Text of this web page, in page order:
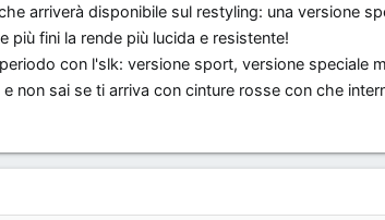
arriverà disponibile sul restyling: una versione
più fini la rende più lucida e resistente!
con l'slk: versione sport, versione speciale
non sai se ti arriva con cinture rosse con che